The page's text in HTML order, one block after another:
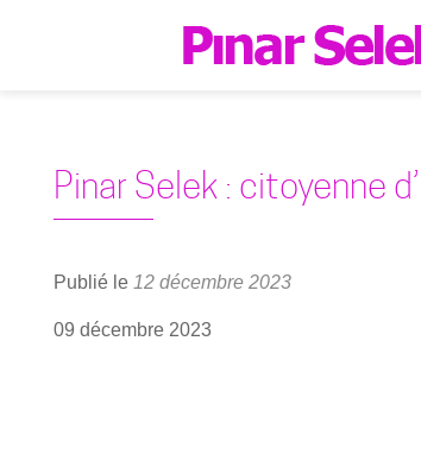
Pinar Selek : citoyenne
Publié le 12 décembre 2023
09 décembre 2023